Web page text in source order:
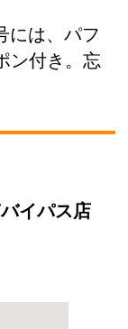
には、パフ
ン付き。忘
イパス店